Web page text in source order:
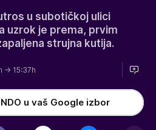
u subotičkoj ulici
uzrok je prema, prvim
strujna kutija.
→ 15:37h
u vaš Google izbor